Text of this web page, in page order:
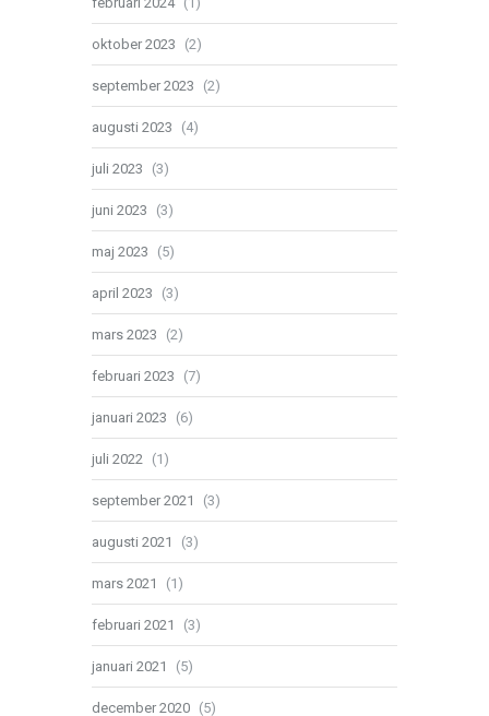
oktober 2023 (2)
september 2023 (2)
augusti 2023 (4)
juli 2023 (3)
juni 2023 (3)
maj 2023 (5)
april 2023 (3)
mars 2023 (2)
februari 2023 (7)
januari 2023 (6)
juli 2022 (1)
september 2021 (3)
augusti 2021 (3)
mars 2021 (1)
februari 2021 (3)
januari 2021 (5)
december 2020 (5)